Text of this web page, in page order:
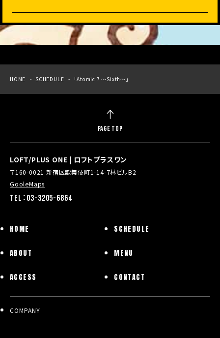
HOME SCHEDULE 「Atomic 7 ～Sixth～」
LOFT/PLUS ONE | ロフトプラスワン
〒160-0021 新宿区歌舞伎町1-14-7林ビルB2
GooleMaps
TEL：03-3205-6864
HOME SCHEDULE
ABOUT MENU
ACCESS CONTACT
COMPANY
PAGE TOP